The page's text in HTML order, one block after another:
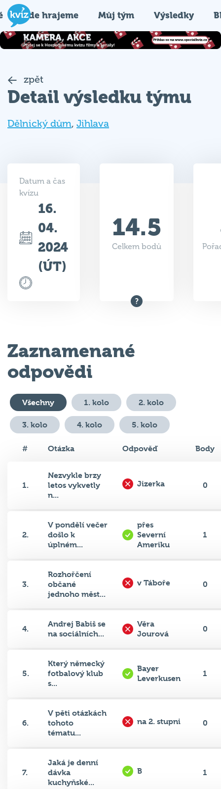
Kde hrajeme Můj tým Výsledky
zpět
Detail výsledku týmu
Dělnický dům, Jihlava
Datum a čas
kvízu
16.
04.
2024
(ÚT)
14.5
Celkem bodů
Zaznamenané
odpovědi
Všechny 1. kolo 2. kolo
3. kolo 4. kolo 5. kolo
# Otázka Odpověď Body
1.
Nezvykle brzy
letos vykvetly
n...
Jizerka 0
2.
V pondělí večer
došlo k
úplném...
přes
Severní
Ameriku
1
3.
Rozhořčení
občané
jednoho měst...
v Táboře 0
4.
Andrej Babiš se
na sociálních...
Věra
Jourová
0
5.
Který německý
fotbalový klub
s...
Bayer
Leverkusen
1
6.
V pěti otázkách
tohoto
tématu...
na 2. stupni 0
7.
Jaká je denní
dávka
kuchyňské...
B 1